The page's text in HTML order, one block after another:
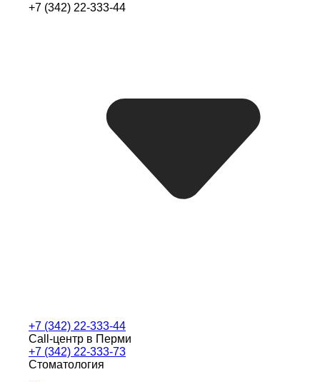
+7 (342) 22-333-44
+7 (342) 22-333-44
Call-центр в Перми
+7 (342) 22-333-73
Стоматология